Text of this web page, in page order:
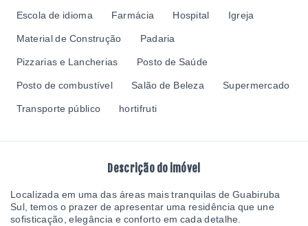
Escola de idioma Farmácia Hospital Igreja
Material de Construção Padaria
Pizzarias e Lancherias Posto de Saúde
Posto de combustível Salão de Beleza Supermercado
Transporte público hortifruti
Descrição do imóvel
Localizada em uma das áreas mais tranquilas de Guabiruba
Sul, temos o prazer de apresentar uma residência que une
sofisticação, elegância e conforto em cada detalhe.